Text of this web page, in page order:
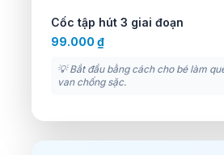
Cốc tập hút 3 giai đoạn
99.000 ₫
💡 Bắt đầu bằng cách cho bé làm
van chống sặc.